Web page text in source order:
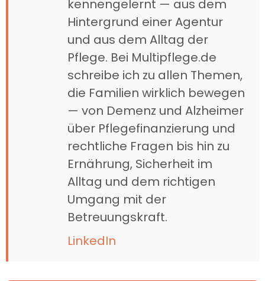
kennengelernt — aus dem
Hintergrund einer Agentur
und aus dem Alltag der
Pflege. Bei Multipflege.de
schreibe ich zu allen Themen,
die Familien wirklich bewegen
— von Demenz und Alzheimer
über Pflegefinanzierung und
rechtliche Fragen bis hin zu
Ernährung, Sicherheit im
Alltag und dem richtigen
Umgang mit der
Betreuungskraft.
LinkedIn